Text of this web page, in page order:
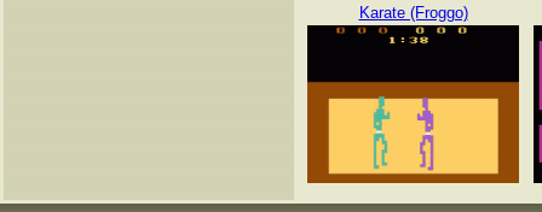
Karate (Froggo)